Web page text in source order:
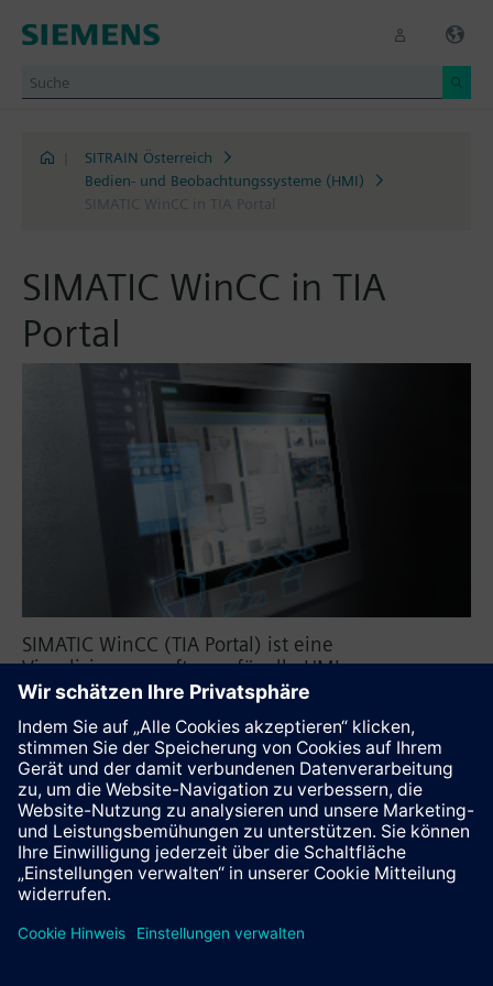
SITRAIN Österreich
Bedien- und Beobachtungssysteme (HMI)
SIMATIC WinCC in TIA Portal
SIMATIC WinCC in TIA
Portal
SIMATIC WinCC (TIA Portal) ist eine
Visualisierungssoftware für alle HMI-
Anwendungen. Lernen Sie Kenntnisse um
Mobile Panels oder die Runtime Advanced mit
WinCC (TIA Portal) perfekt zu erstellen.